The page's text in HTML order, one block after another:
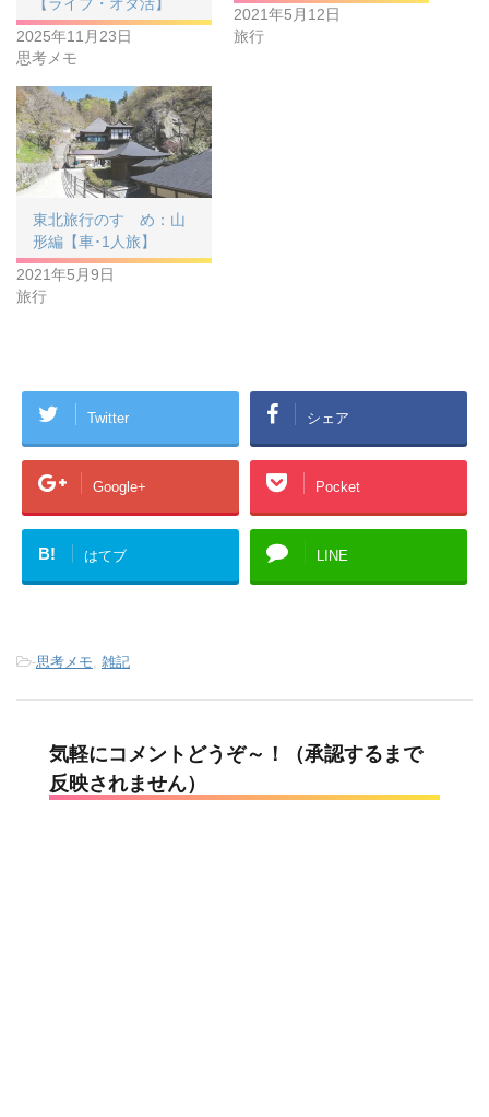
2025年11月23日
思考メモ
2021年5月12日
旅行
東北旅行のすゝめ：山
形編【車･1人旅】
2021年5月9日
旅行
Twitter シェア
Google+ Pocket
B! はてブ LINE
-思考メモ, 雑記
気軽にコメントどうぞ～！（承認するまで
反映されません）